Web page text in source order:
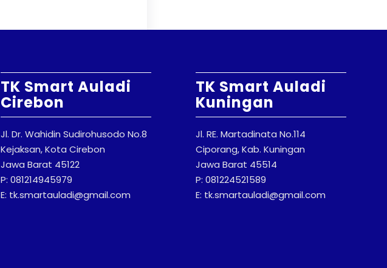
TK Smart Auladi
Cirebon
Jl. Dr. Wahidin Sudirohusodo No.8
Kejaksan, Kota Cirebon
Jawa Barat 45122
P: 081214945979
E: tk.smartauladi@gmail.com
TK Smart Auladi
Kuningan
Jl. RE. Martadinata No.114
Ciporang, Kab. Kuningan
Jawa Barat 45514
P: 081224521589
E: tk.smartauladi@gmail.com